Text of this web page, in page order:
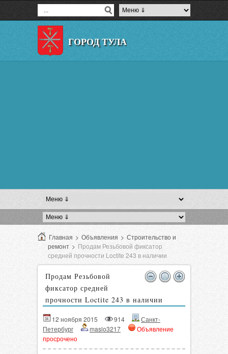
ГОРОД ТУЛА
Главная > Объявления > Строительство и
ремонт > Продам Резьбовой фиксатор
средней прочности Loctite 243 в наличии
Продам Резьбовой
фиксатор средней
прочности Loctite 243 в наличии
12 ноября 2015 914
Санкт-
Петербург
maslo3217
Объявление
просрочено